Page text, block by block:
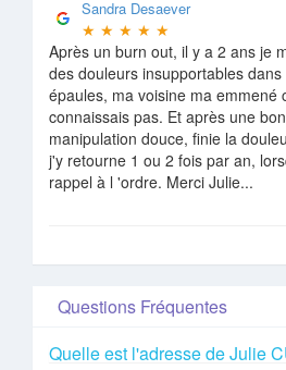
Sandra Desaever
★ ★ ★ ★ ★
Après un burn out, il y a 2 ans je
des douleurs insupportables
épaules, ma voisine ma emmené
connaissais pas. Et après une
manipulation douce, finie la
j'y retourne 1 ou 2 fois par an,
rappel à l 'ordre. Merci Julie...
Questions Fréquentes
Quelle est l'adresse de Julie